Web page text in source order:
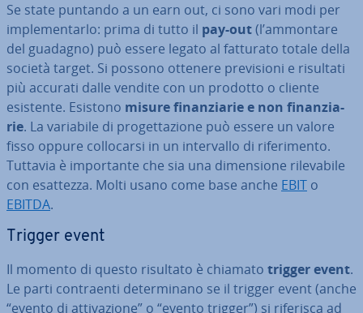
Se state puntando a un earn out, ci sono vari modi per
im­ple­men­tar­lo: prima di tutto il pay-out(l’ammontare
del guadagno) può essere legato al fatturato totale della
società target. Si possono ottenere pre­vi­sio­ni e risultati
più accurati dalle vendite con un prodotto o cliente
esistente. Esistono misure fi­nan­zia­rie e non fi­nan­zia­
rie. La variabile di pro­get­ta­zio­ne può essere un valore
fisso oppure col­lo­car­si in un in­ter­val­lo di ri­fe­ri­men­to.
Tuttavia è im­por­tan­te che sia una di­men­sio­ne ri­le­va­bi­le
con esattezza. Molti usano come base anche EBIT o
EBITDA.
Trigger event
Il momento di questo risultato è chiamato trigger event.
Le parti con­traen­ti de­ter­mi­na­no se il trigger event (anche
“evento di at­ti­va­zio­ne” o “evento trigger”) si riferisca ad